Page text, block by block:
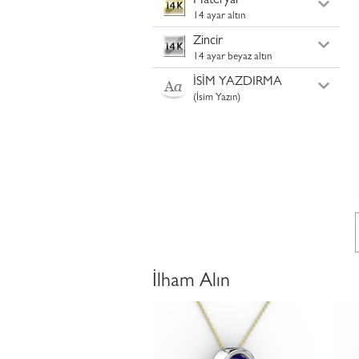
14 ayar altın
Zincir
14 ayar beyaz altın
İSİM YAZDIRMA
(İsim Yazın)
İlham Alın